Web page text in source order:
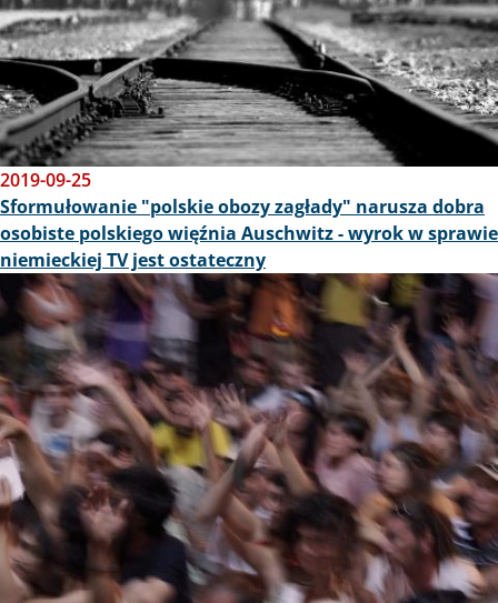
2019-09-25
Sformułowanie "polskie obozy zagłady" narusza dobra
osobiste polskiego więźnia Auschwitz - wyrok w sprawie
niemieckiej TV jest ostateczny
Obraz